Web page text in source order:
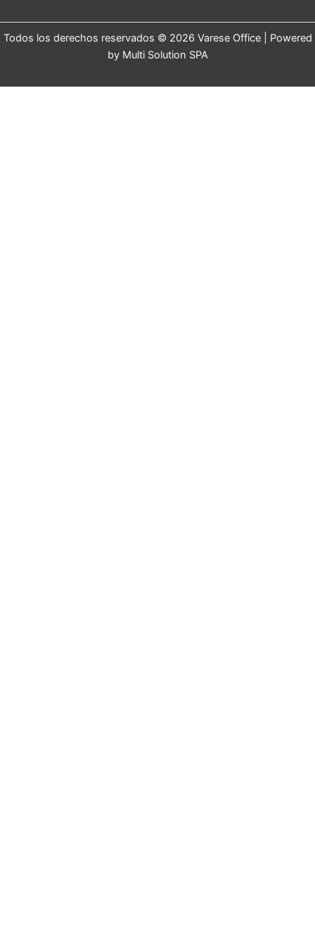
Todos los derechos reservados © 2026 Varese Office | Powered
by Multi Solution SPA